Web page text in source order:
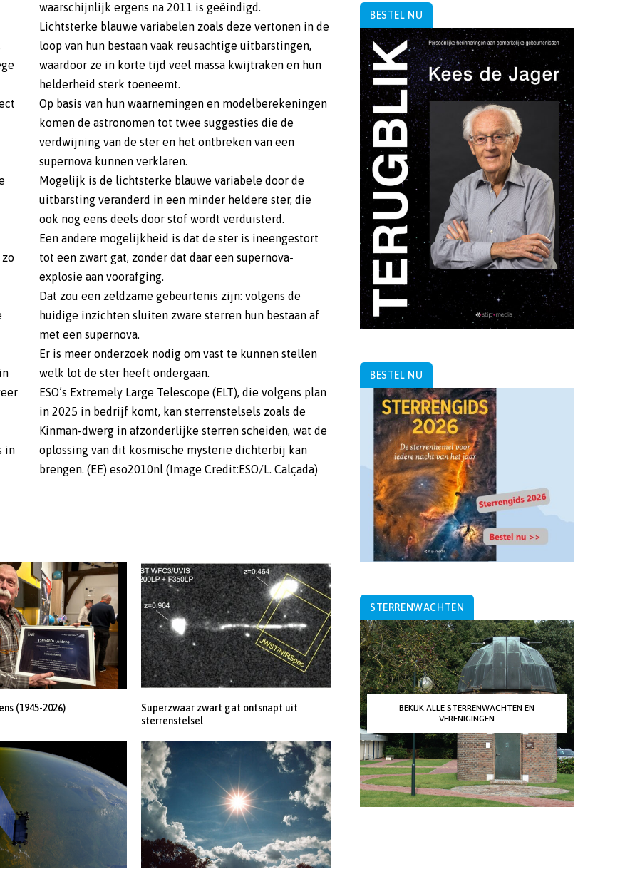
in
waarschijnlijk ergens na 2011 is geëindigd.
Lichtsterke blauwe variabelen zoals deze vertonen in de
loop van hun bestaan vaak reusachtige uitbarstingen,
waardoor ze in korte tijd veel massa kwijtraken en hun
helderheid sterk toeneemt.
Op basis van hun waarnemingen en modelberekeningen
komen de astronomen tot twee suggesties die de
verdwijning van de ster en het ontbreken van een
supernova kunnen verklaren.
Mogelijk is de lichtsterke blauwe variabele door de
uitbarsting veranderd in een minder heldere ster, die
ook nog eens deels door stof wordt verduisterd.
Een andere mogelijkheid is dat de ster is ineengestort
tot een zwart gat, zonder dat daar een supernova-
explosie aan voorafging.
Dat zou een zeldzame gebeurtenis zijn: volgens de
huidige inzichten sluiten zware sterren hun bestaan af
met een supernova.
Er is meer onderzoek nodig om vast te kunnen stellen
welk lot de ster heeft ondergaan.
ESO’s Extremely Large Telescope (ELT), die volgens plan
in 2025 in bedrijf komt, kan sterrenstelsels zoals de
Kinman-dwerg in afzonderlijke sterren scheiden, wat de
oplossing van dit kosmische mysterie dichterbij kan
brengen. (EE) eso2010nl (Image Credit:ESO/L. Calçada)
(1945-2026)
Superzwaar zwart gat ontsnapt uit
sterrenstelsel
BESTEL NU
BESTEL NU
STERRENWACHTEN
BEKIJK ALLE STERRENWACHTEN EN
VERENIGINGEN